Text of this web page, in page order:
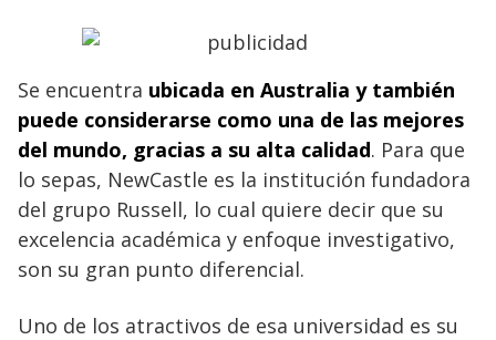
Se encuentra ubicada en Australia y también
puede considerarse como una de las mejores
del mundo, gracias a su alta calidad. Para que
lo sepas, NewCastle es la institución fundadora
del grupo Russell, lo cual quiere decir que su
excelencia académica y enfoque investigativo,
son su gran punto diferencial.
Uno de los atractivos de esa universidad es su